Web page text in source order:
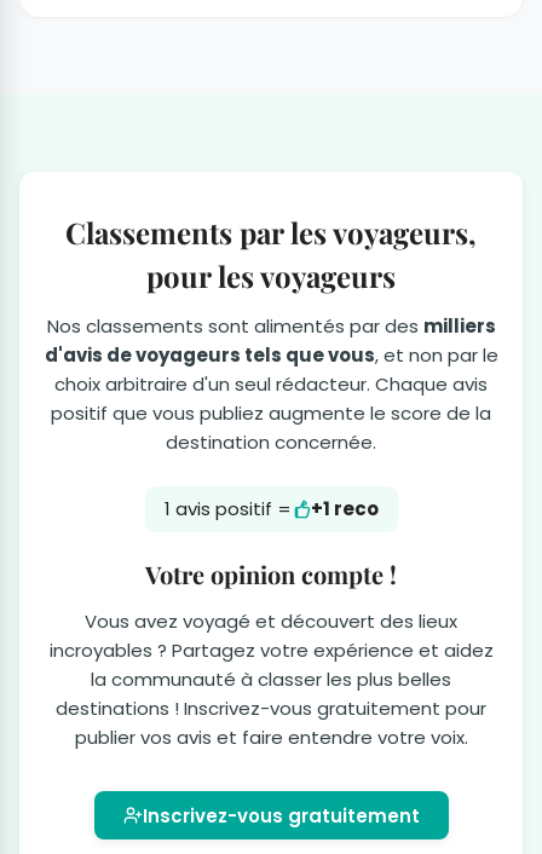
Classements par les voyageurs,
pour les voyageurs
Nos classements sont alimentés par des milliers
d'avis de voyageurs tels que vous, et non par le
choix arbitraire d'un seul rédacteur. Chaque avis
positif que vous publiez augmente le score de la
destination concernée.
1 avis positif = +1 reco
Votre opinion compte !
Vous avez voyagé et découvert des lieux
incroyables ? Partagez votre expérience et aidez
la communauté à classer les plus belles
destinations ! Inscrivez-vous gratuitement pour
publier vos avis et faire entendre votre voix.
Inscrivez-vous gratuitement